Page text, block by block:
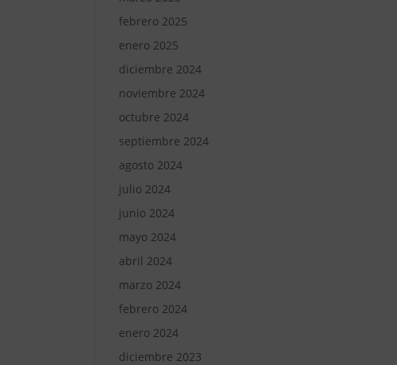
febrero 2025
enero 2025
diciembre 2024
noviembre 2024
octubre 2024
septiembre 2024
agosto 2024
julio 2024
junio 2024
mayo 2024
abril 2024
marzo 2024
febrero 2024
enero 2024
diciembre 2023